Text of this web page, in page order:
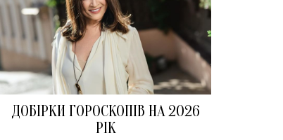
ДОБІРКИ ГОРОСКОПІВ НА 2026
РІК